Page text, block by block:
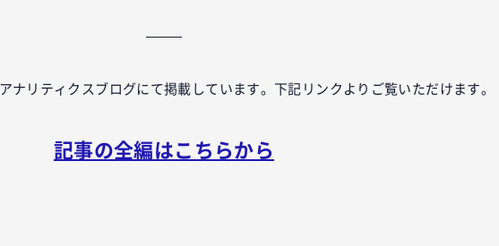
ナリティクスブログにて掲載しています。下記リンクよりご覧いただけます。
記事の全編はこちらから